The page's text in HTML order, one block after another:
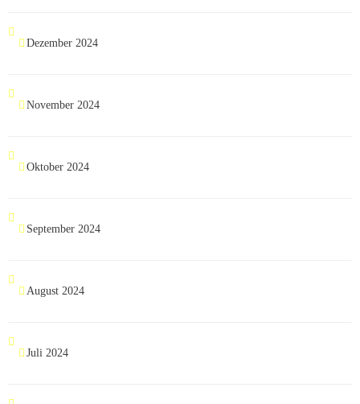
Dezember 2024
November 2024
Oktober 2024
September 2024
August 2024
Juli 2024